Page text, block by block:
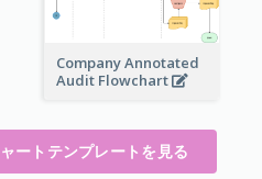
Company Annotated
Audit Flowchart
ートテンプレートを見る